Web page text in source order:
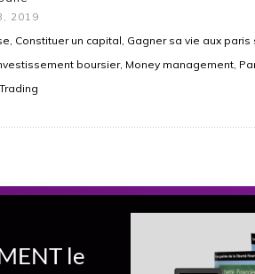
2019
Constituer un capital, Gagner sa vie aux paris
boursier, Money management,